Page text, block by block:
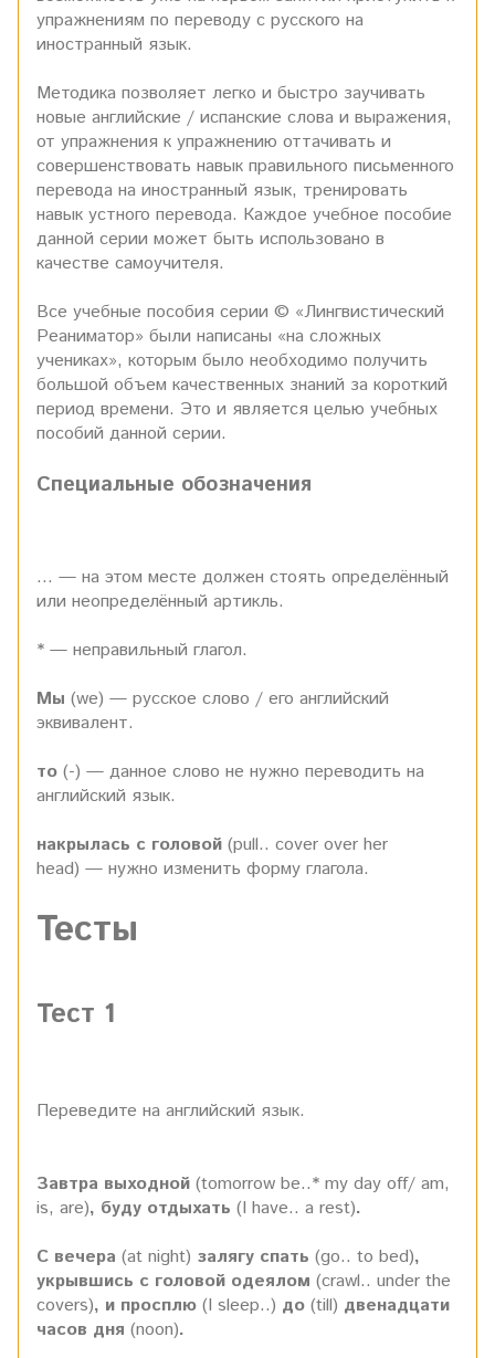
упражнениям по переводу с русского на
иностранный язык.
Методика позволяет легко и быстро заучивать
новые английские / испанские слова и выражения,
от упражнения к упражнению оттачивать и
совершенствовать навык правильного письменного
перевода на иностранный язык, тренировать
навык устного перевода. Каждое учебное пособие
данной серии может быть использовано в
качестве самоучителя.
Все учебные пособия серии © «Лингвистический
Реаниматор» были написаны «на сложных
учениках», которым было необходимо получить
большой объем качественных знаний за короткий
период времени. Это и является целью учебных
пособий данной серии.
Специальные обозначения
… — на этом месте должен стоять определённый
или неопределённый артикль.
* — неправильный глагол.
Мы (we) — русское слово / его английский
эквивалент.
то (-) — данное слово не нужно переводить на
английский язык.
накрылась с головой (pull.. cover over her
head) — нужно изменить форму глагола.
Тесты
Тест 1
Переведите на английский язык.
Завтра выходной (tomorrow be..* my day off/ am,
is, are), буду отдыхать (I have.. a rest).
С вечера (at night) залягу спать (go.. to bed),
укрывшись с головой одеялом (crawl.. under the
covers), и просплю (I sleep..) до (till) двенадцати
часов дня (noon).